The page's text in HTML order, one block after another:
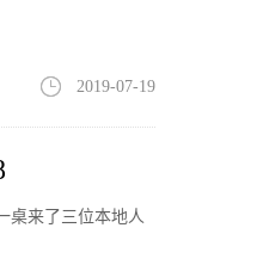
2019-07-19
桌来了三位本地人